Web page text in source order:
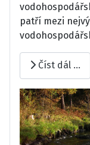
patří mezi
Číst dál …